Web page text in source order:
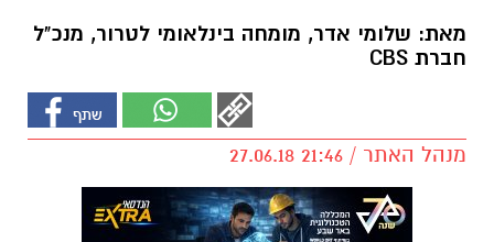
מאת: שלומי אדר, מומחה בינלאומי לטרור, מנכ"ל
חברת CBS
מנהל האתר / 21:46 27.06.18